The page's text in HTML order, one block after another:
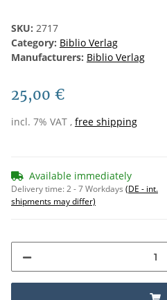
SKU: 2717
Category: Biblio Verlag
Manufacturers: Biblio Verlag
25,00 €
incl. 7% VAT , free shipping
Available immediately
Delivery time:2 - 7 Workdays (DE - int.
shipments may differ)